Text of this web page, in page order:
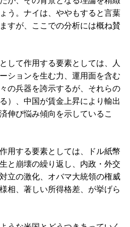
う。ナイは、ややもすると言葉
すが、ここでの分析には概ね賛
して作用する要素としては、人
ションを生む力、運用面を含む
の兵器を誇示するが、それらの
）、中国が賃金上昇により輸出
伸び悩み傾向を示しているこ
用する要素としては、ドル紙幣
と崩壊の繰り返し、内政・外交
立の激化、オバマ大統領の権威
相、著しい所得格差、が挙げら